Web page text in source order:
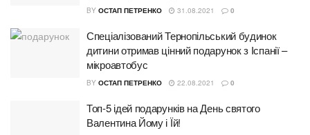
BY ОСТАП ПЕТРЕНКО 31.08.2021 0
Спеціалізований Тернопільський будинок
дитини отримав цінний подарунок з Іспанії –
мікроавтобус
BY ОСТАП ПЕТРЕНКО 22.08.2021 0
Топ-5 ідей подарунків на День святого
Валентина Йому і Їй!